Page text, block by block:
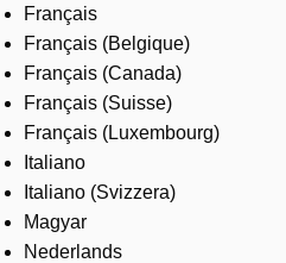
Français
Français (Belgique)
Français (Canada)
Français (Suisse)
Français (Luxembourg)
Italiano
Italiano (Svizzera)
Magyar
Nederlands